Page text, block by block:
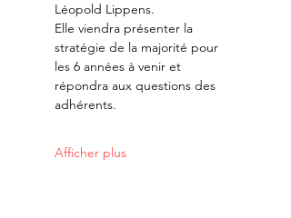
Léopold Lippens.
Elle viendra présenter la
stratégie de la majorité pour
les 6 années à venir et
répondra aux questions des
adhérents.
Afficher plus